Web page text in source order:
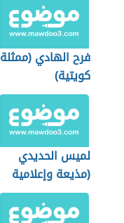
فرح الهادي (ممثلة
كويتية)
لميس الحديدي
(مذيعة وإعلامية
مصرية)